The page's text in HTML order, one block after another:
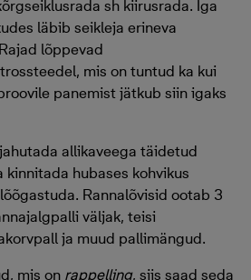
sh kiirusrada. Iga
läbib seikleja erineva
lõppevad
mis on tuntud ka kui
panemist jätkub siin igaks
allikaveega täidetud
kinnitada hubases kohvikus
Rannalõvisid ootab 3
väljak, teisi
ja muud pallimängud.
mis on rappelling, siis saad seda